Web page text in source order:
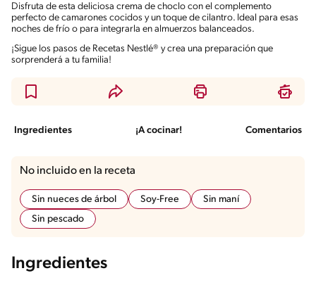
Disfruta de esta deliciosa crema de choclo con el complemento
perfecto de camarones cocidos y un toque de cilantro. Ideal para esas
noches de frío o para integrarla en almuerzos balanceados.
¡Sigue los pasos de Recetas Nestlé® y crea una preparación que
sorprenderá a tu familia!
Ingredientes ¡A cocinar! Comentarios
No incluido en la receta
Sin nueces de árbol Soy-Free
Sin maní
Sin pescado
Ingredientes